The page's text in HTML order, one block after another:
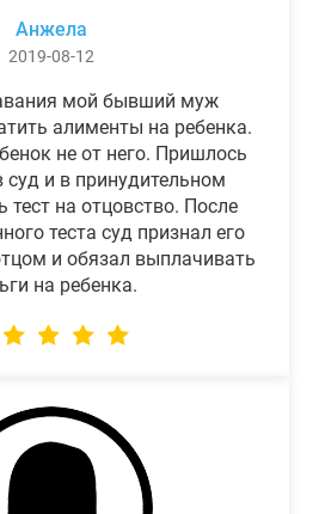
Анжела
2019-08-12
мой бывший муж
алименты на ребенка.
не от него. Пришлось
и в принудительном
тест на отцовство. После
теста суд признал его
и обязал выплачивать
на ребенка.